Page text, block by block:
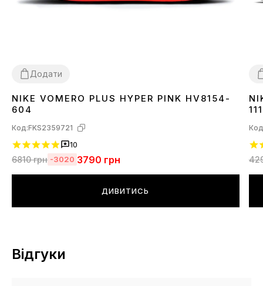
Додати
3639
NIKE VOMERO PLUS HYPER PINK HV8154-
604
Код:FKS2359721
10
6810грн -3020 3790 грн
ДИВИТИСЬ
111
Відгуки